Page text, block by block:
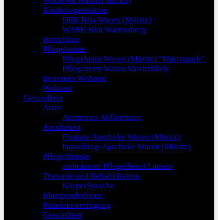
Kindertagesstätten
DRK Kita Waren (Müritz)
WABE-Kita Warensberg
Hortplätze
Pflegeheime
Pflegeheim Waren (Müritz) "Müritzpark"
Pflegeheim Waren Müritzblick
Betreutes Wohnen
Wohnen
Gesundheit
Ärtze
Arztpraxis Millermann
Apotheken
Fontane Apotheke Waren (Müritz)
Papenberg-Apotheke Waren (Müritz)
Pflegedienste
ambulanter Pflegedienst Lansen
Therapie und Rehabilitation
KörperSprache
Blutspendedienst
Patientenverfügung
Gesundheit